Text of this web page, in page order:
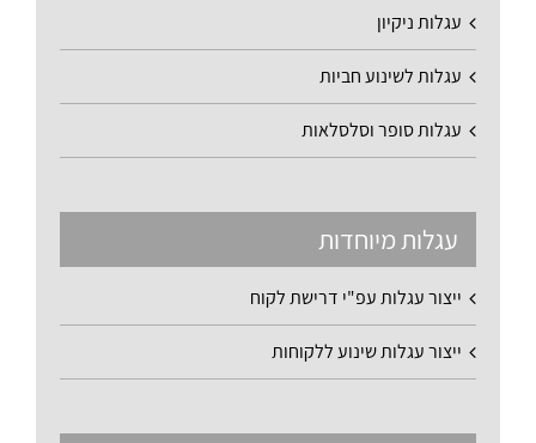
עגלות ניקיון
עגלות לשינוע חביות
עגלות סופר וסלסלאות
עגלות מיוחדות
ייצור עגלות עפ"י דרישת לקוח
ייצור עגלות שינוע ללקוחות